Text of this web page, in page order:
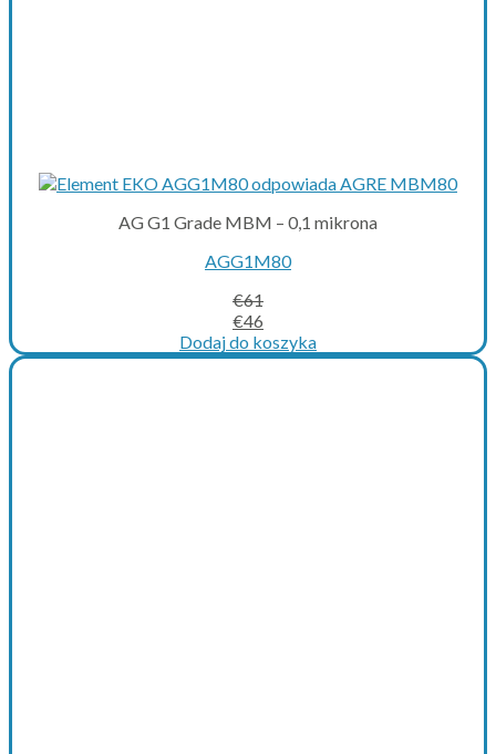
AG G1 Grade MBM – 0,1 mikrona
AGG1M80
€61
Original
price
was:
€46
price
is:
Dodaj do koszyka